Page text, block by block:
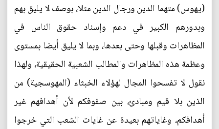
(يهوس) متهما الدين ورجال الدين مثلا، بوصف لا يليق بهم
وبدورهم الكبير في دعم وإسناد حقوق الناس في
المظاهرات وقبلها وحتى بعدها، وبما لا يليق أيضا بمستوى
وعظمة هذه المظاهرات والمطالب الشعبية الحقيقية، ولهذا
نقول لا تفسحوا المجال لهؤلاء الخبثاء (المهوسجية) من
الذين بلا قيم ومبادئ، بين صفوفكم لأن أهدافهم غير
أهدافكم، وغاياتهم بعيدة عن غايات الشعب التي خرجوا